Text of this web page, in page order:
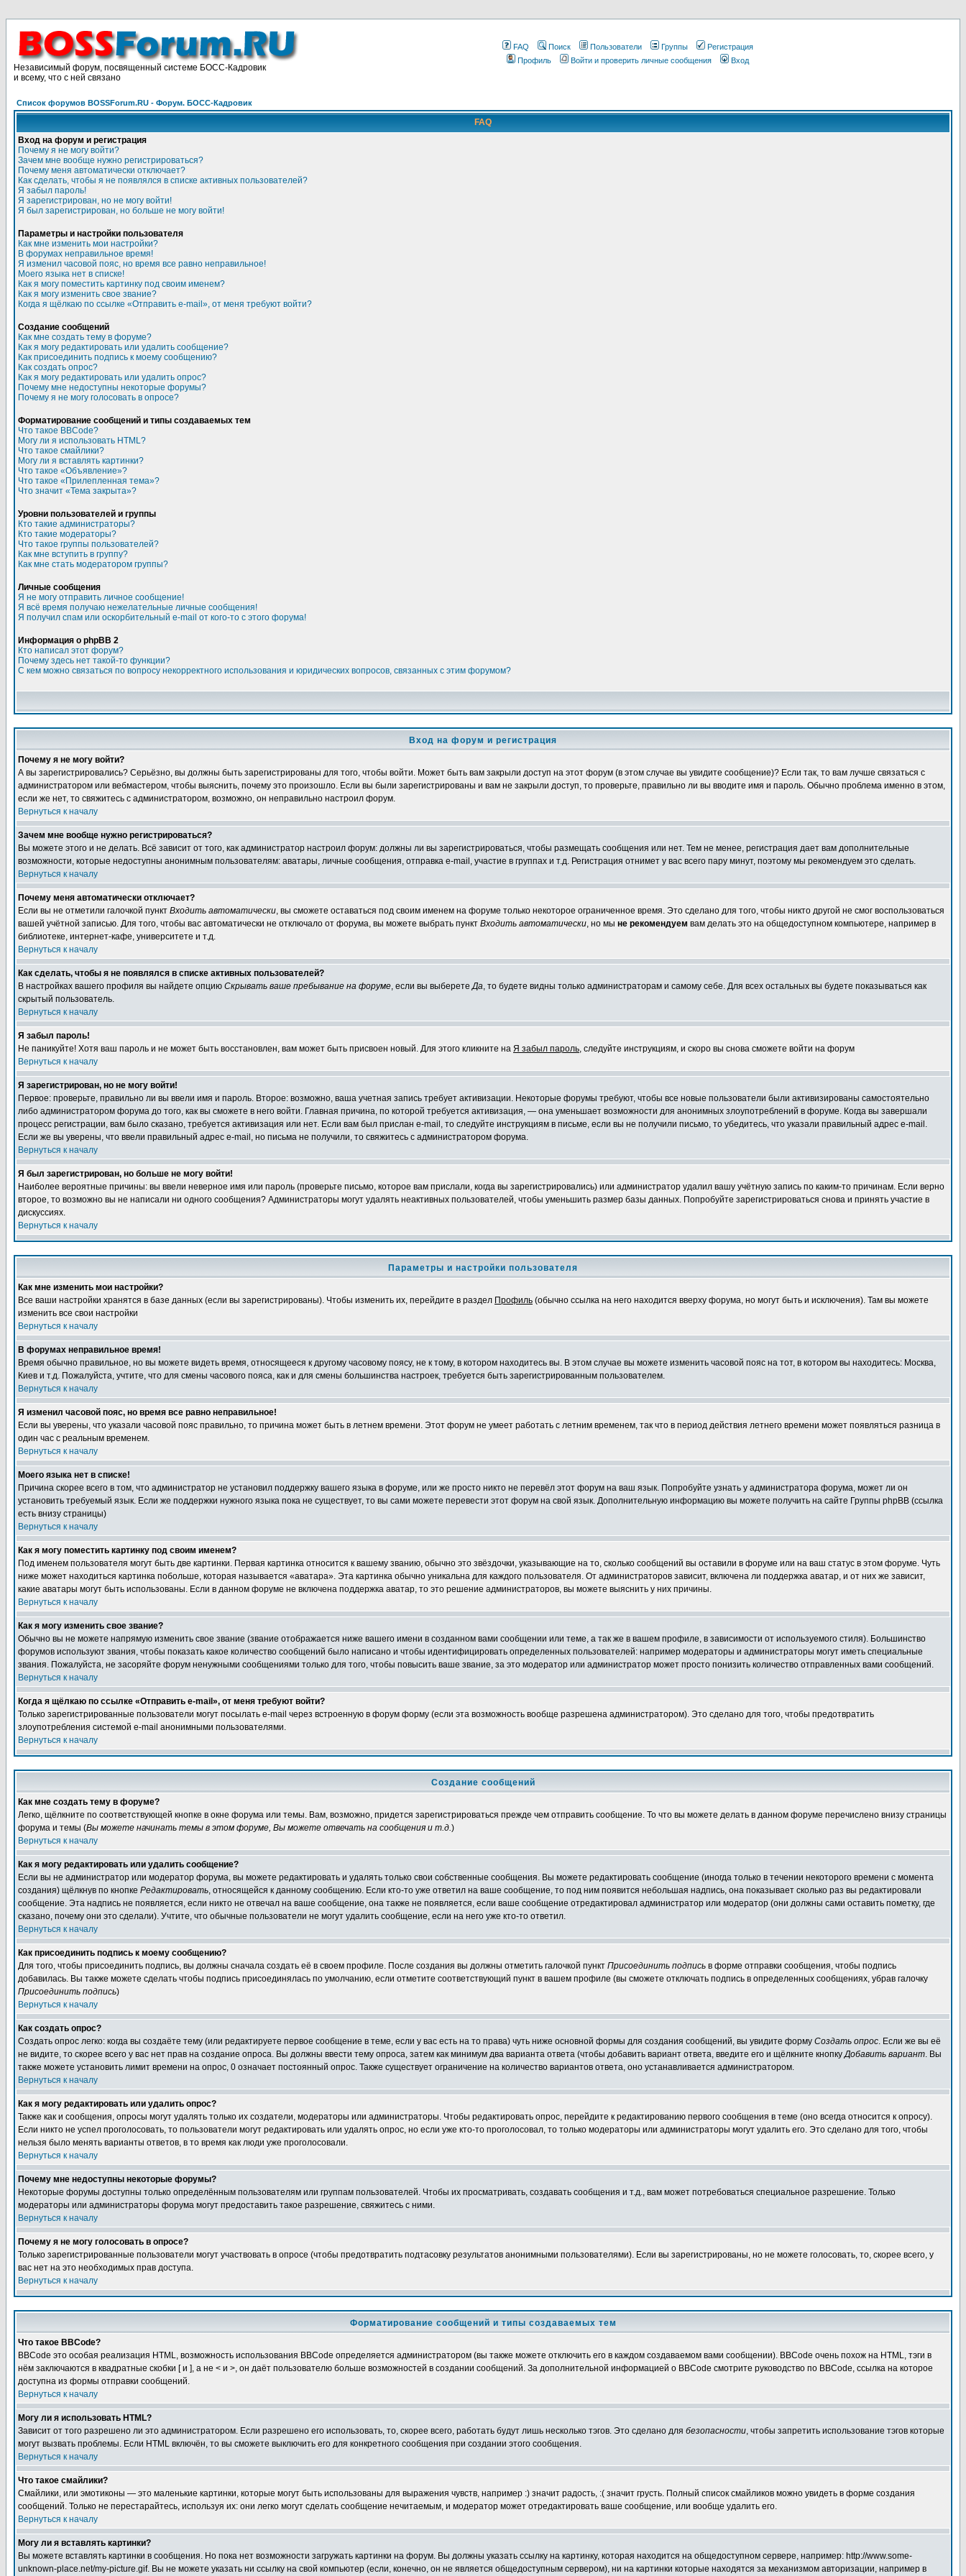
Независимый форум, посвященный системе БОСС-Кадровик
и всему, что с ней связано
FAQ Поиск Пользователи Группы
Регистрация
Профиль
Войти и проверить личные сообщения Вход
Список форумов BOSSForum.RU - Форум. БОСС-Кадровик
FAQ
Вход на форум и регистрация
Почему я не могу войти?
Зачем мне вообще нужно регистрироваться?
Почему меня автоматически отключает?
Как сделать, чтобы я не появлялся в списке активных пользователей?
Я забыл пароль!
Я зарегистрирован, но не могу войти!
Я был зарегистрирован, но больше не могу войти!
Параметры и настройки пользователя
Как мне изменить мои настройки?
В форумах неправильное время!
Я изменил часовой пояс, но время все равно неправильное!
Моего языка нет в списке!
Как я могу поместить картинку под своим именем?
Как я могу изменить свое звание?
Когда я щёлкаю по ссылке «Отправить e-mail», от меня требуют войти?
Создание сообщений
Как мне создать тему в форуме?
Как я могу редактировать или удалить сообщение?
Как присоединить подпись к моему сообщению?
Как создать опрос?
Как я могу редактировать или удалить опрос?
Почему мне недоступны некоторые форумы?
Почему я не могу голосовать в опросе?
Форматирование сообщений и типы создаваемых тем
Что такое BBCode?
Могу ли я использовать HTML?
Что такое смайлики?
Могу ли я вставлять картинки?
Что такое «Объявление»?
Что такое «Прилепленная тема»?
Что значит «Тема закрыта»?
Уровни пользователей и группы
Кто такие администраторы?
Кто такие модераторы?
Что такое группы пользователей?
Как мне вступить в группу?
Как мне стать модератором группы?
Личные сообщения
Я не могу отправить личное сообщение!
Я всё время получаю нежелательные личные сообщения!
Я получил спам или оскорбительный e-mail от кого-то с этого форума!
Информация о phpBB 2
Кто написал этот форум?
Почему здесь нет такой-то функции?
С кем можно связаться по вопросу некорректного использования и юридических вопросов, связанных с этим форумом?
Вход на форум и регистрация
Почему я не могу войти?
А вы зарегистрировались? Серьёзно, вы должны быть зарегистрированы для того, чтобы войти. Может быть вам закрыли доступ на этот форум (в этом случае вы увидите сообщение)? Если так, то вам лучше связаться с
администратором или вебмастером, чтобы выяснить, почему это произошло. Если вы были зарегистрированы и вам не закрыли доступ, то проверьте, правильно ли вы вводите имя и пароль. Обычно проблема именно в этом,
если же нет, то свяжитесь с администратором, возможно, он неправильно настроил форум.
Вернуться к началу
Зачем мне вообще нужно регистрироваться?
Вы можете этого и не делать. Всё зависит от того, как администратор настроил форум: должны ли вы зарегистрироваться, чтобы размещать сообщения или нет. Тем не менее, регистрация дает вам дополнительные
возможности, которые недоступны анонимным пользователям: аватары, личные сообщения, отправка e-mail, участие в группах и т.д. Регистрация отнимет у вас всего пару минут, поэтому мы рекомендуем это сделать.
Вернуться к началу
Почему меня автоматически отключает?
Если вы не отметили галочкой пункт Входить автоматически, вы сможете оставаться под своим именем на форуме только некоторое ограниченное время. Это сделано для того, чтобы никто другой не смог воспользоваться
вашей учётной записью. Для того, чтобы вас автоматически не отключало от форума, вы можете выбрать пункт Входить автоматически, но мы не рекомендуем вам делать это на общедоступном компьютере, например в
библиотеке, интернет-кафе, университете и т.д.
Вернуться к началу
Как сделать, чтобы я не появлялся в списке активных пользователей?
В настройках вашего профиля вы найдете опцию Скрывать ваше пребывание на форуме, если вы выберетеДа, то будете видны только администраторам и самому себе. Для всех остальных вы будете показываться как
скрытый пользователь.
Вернуться к началу
Я забыл пароль!
Не паникуйте! Хотя ваш пароль и не может быть восстановлен, вам может быть присвоен новый. Для этого кликните на Я забыл пароль, следуйте инструкциям, и скоро вы снова сможете войти на форум
Вернуться к началу
Я зарегистрирован, но не могу войти!
Первое: проверьте, правильно ли вы ввели имя и пароль. Второе: возможно, ваша учетная запись требует активизации. Некоторые форумы требуют, чтобы все новые пользователи были активизированы самостоятельно
либо администратором форума до того, как вы сможете в него войти. Главная причина, по которой требуется активизация, — она уменьшает возможности для анонимных злоупотреблений в форуме. Когда вы завершали
процесс регистрации, вам было сказано, требуется активизация или нет. Если вам был прислан e-mail, то следуйте инструкциям в письме, если вы не получили письмо, то убедитесь, что указали правильный адрес e-mail.
Если же вы уверены, что ввели правильный адрес e-mail, но письма не получили, то свяжитесь с администратором форума.
Вернуться к началу
Я был зарегистрирован, но больше не могу войти!
Наиболее вероятные причины: вы ввели неверное имя или пароль (проверьте письмо, которое вам прислали, когда вы зарегистрировались) или администратор удалил вашу учётную запись по каким-то причинам. Если верно
второе, то возможно вы не написали ни одного сообщения? Администраторы могут удалять неактивных пользователей, чтобы уменьшить размер базы данных. Попробуйте зарегистрироваться снова и принять участие в
дискуссиях.
Вернуться к началу
Параметры и настройки пользователя
Как мне изменить мои настройки?
Все ваши настройки хранятся в базе данных (если вы зарегистрированы). Чтобы изменить их, перейдите в раздел Профиль (обычно ссылка на него находится вверху форума, но могут быть и исключения). Там вы можете
изменить все свои настройки
Вернуться к началу
В форумах неправильное время!
Время обычно правильное, но вы можете видеть время, относящееся к другому часовому поясу, не к тому, в котором находитесь вы. В этом случае вы можете изменить часовой пояс на тот, в котором вы находитесь: Москва,
Киев и т.д. Пожалуйста, учтите, что для смены часового пояса, как и для смены большинства настроек, требуется быть зарегистрированным пользователем.
Вернуться к началу
Я изменил часовой пояс, но время все равно неправильное!
Если вы уверены, что указали часовой пояс правильно, то причина может быть в летнем времени. Этот форум не умеет работать с летним временем, так что в период действия летнего времени может появляться разница в
один час с реальным временем.
Вернуться к началу
Моего языка нет в списке!
Причина скорее всего в том, что администратор не установил поддержку вашего языка в форуме, или же просто никто не перевёл этот форум на ваш язык. Попробуйте узнать у администратора форума, может ли он
установить требуемый язык. Если же поддержки нужного языка пока не существует, то вы сами можете перевести этот форум на свой язык. Дополнительную информацию вы можете получить на сайте Группы phpBB (ссылка
есть внизу страницы)
Вернуться к началу
Как я могу поместить картинку под своим именем?
Под именем пользователя могут быть две картинки. Первая картинка относится к вашему званию, обычно это звёздочки, указывающие на то, сколько сообщений вы оставили в форуме или на ваш статус в этом форуме. Чуть
ниже может находиться картинка побольше, которая называется «аватара». Эта картинка обычно уникальна для каждого пользователя. От администраторов зависит, включена ли поддержка аватар, и от них же зависит,
какие аватары могут быть использованы. Если в данном форуме не включена поддержка аватар, то это решение администраторов, вы можете выяснить у них причины.
Вернуться к началу
Как я могу изменить свое звание?
Обычно вы не можете напрямую изменить свое звание (звание отображается ниже вашего имени в созданном вами сообщении или теме, а так же в вашем профиле, в зависимости от используемого стиля). Большинство
форумов используют звания, чтобы показать какое количество сообщений было написано и чтобы идентифицировать определенных пользователей: например модераторы и администраторы могут иметь специальные
звания. Пожалуйста, не засоряйте форум ненужными сообщениями только для того, чтобы повысить ваше звание, за это модератор или администратор может просто понизить количество отправленных вами сообщений.
Вернуться к началу
Когда я щёлкаю по ссылке «Отправить e-mail», от меня требуют войти?
Только зарегистрированные пользователи могут посылать e-mail через встроенную в форум форму (если эта возможность вообще разрешена администратором). Это сделано для того, чтобы предотвратить
злоупотребления системой e-mail анонимными пользователями.
Вернуться к началу
Создание сообщений
Как мне создать тему в форуме?
Легко, щёлкните по соответствующей кнопке в окне форума или темы. Вам, возможно, придется зарегистрироваться прежде чем отправить сообщение. То что вы можете делать в данном форуме перечислено внизу страницы
форума и темы (Вы можете начинать темы в этом форуме, Вы можете отвечать на сообщения и т.д.)
Вернуться к началу
Как я могу редактировать или удалить сообщение?
Если вы не администратор или модератор форума, вы можете редактировать и удалять только свои собственные сообщения. Вы можете редактировать сообщение (иногда только в течении некоторого времени с момента
создания) щёлкнув по кнопке Редактировать, относящейся к данному сообщению. Если кто-то уже ответил на ваше сообщение, то под ним появится небольшая надпись, она показывает сколько раз вы редактировали
сообщение. Эта надпись не появляется, если никто не отвечал на ваше сообщение, она также не появляется, если ваше сообщение отредактировал администратор или модератор (они должны сами оставить пометку, где
сказано, почему они это сделали). Учтите, что обычные пользователи не могут удалить сообщение, если на него уже кто-то ответил.
Вернуться к началу
Как присоединить подпись к моему сообщению?
Для того, чтобы присоединить подпись, вы должны сначала создать её в своем профиле. После создания вы должны отметить галочкой пункт Присоединить подпись в форме отправки сообщения, чтобы подпись
добавилась. Вы также можете сделать чтобы подпись присоединялась по умолчанию, если отметите соответствующий пункт в вашем профиле (вы сможете отключать подпись в определенных сообщениях, убрав галочку
Присоединить подпись)
Вернуться к началу
Как создать опрос?
Создать опрос легко: когда вы создаёте тему (или редактируете первое сообщение в теме, если у вас есть на то права) чуть ниже основной формы для создания сообщений, вы увидите форму Создать опрос. Если же вы её
не видите, то скорее всего у вас нет прав на создание опроса. Вы должны ввести тему опроса, затем как минимум два варианта ответа (чтобы добавить вариант ответа, введите его и щёлкните кнопкуДобавить вариант. Вы
также можете установить лимит времени на опрос, 0 означает постоянный опрос. Также существует ограничение на количество вариантов ответа, оно устанавливается администратором.
Вернуться к началу
Как я могу редактировать или удалить опрос?
Также как и сообщения, опросы могут удалять только их создатели, модераторы или администраторы. Чтобы редактировать опрос, перейдите к редактированию первого сообщения в теме (оно всегда относится к опросу).
Если никто не успел проголосовать, то пользователи могут редактировать или удалять опрос, но если уже кто-то проголосовал, то только модераторы или администраторы могут удалить его. Это сделано для того, чтобы
нельзя было менять варианты ответов, в то время как люди уже проголосовали.
Вернуться к началу
Почему мне недоступны некоторые форумы?
Некоторые форумы доступны только определённым пользователям или группам пользователей. Чтобы их просматривать, создавать сообщения и т.д., вам может потребоваться специальное разрешение. Только
модераторы или администраторы форума могут предоставить такое разрешение, свяжитесь с ними.
Вернуться к началу
Почему я не могу голосовать в опросе?
Только зарегистрированные пользователи могут участвовать в опросе (чтобы предотвратить подтасовку результатов анонимными пользователями). Если вы зарегистрированы, но не можете голосовать, то, скорее всего, у
вас нет на это необходимых прав доступа.
Вернуться к началу
Форматирование сообщений и типы создаваемых тем
Что такое BBCode?
BBCode это особая реализация HTML, возможность использования BBCode определяется администратором (вы также можете отключить его в каждом создаваемом вами сообщении). BBCode очень похож на HTML, тэги в
нём заключаются в квадратные скобки [ и ], а не < и >, он даёт пользователю больше возможностей в создании сообщений. За дополнительной информацией о BBCode смотрите руководство по BBCode, ссылка на которое
доступна из формы отправки сообщений.
Вернуться к началу
Могу ли я использовать HTML?
Зависит от того разрешено ли это администратором. Если разрешено его использовать, то, скорее всего, работать будут лишь несколько тэгов. Это сделано для безопасности, чтобы запретить использование тэгов которые
могут вызвать проблемы. Если HTML включён, то вы сможете выключить его для конкретного сообщения при создании этого сообщения.
Вернуться к началу
Что такое смайлики?
Смайлики, или эмотиконы — это маленькие картинки, которые могут быть использованы для выражения чувств, например :) значит радость, :( значит грусть. Полный список смайликов можно увидеть в форме создания
сообщений. Только не перестарайтесь, используя их: они легко могут сделать сообщение нечитаемым, и модератор может отредактировать ваше сообщение, или вообще удалить его.
Вернуться к началу
Могу ли я вставлять картинки?
Вы можете вставлять картинки в сообщения. Но пока нет возможности загружать картинки на форум. Вы должны указать ссылку на картинку, которая находится на общедоступном сервере, например: http://www.some-
unknown-place.net/my-picture.gif. Вы не можете указать ни ссылку на свой компьютер (если, конечно, он не является общедоступным сервером), ни на картинки которые находятся за механизмом авторизации, например в